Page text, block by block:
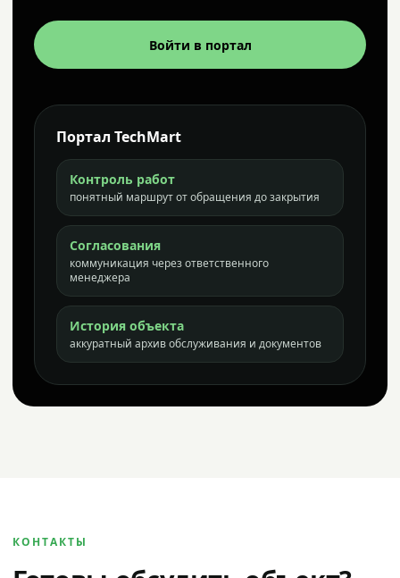
Войти в портал
Портал TechMart
Контроль работ
понятный маршрут от обращения до закрытия
Согласования
коммуникация через ответственного
менеджера
История объекта
аккуратный архив обслуживания и документов
КОНТАКТЫ